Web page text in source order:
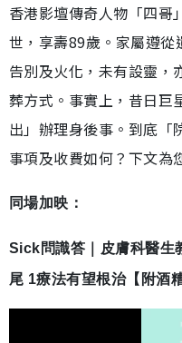
香港影壇傳奇人物「四哥
世，享壽89歲。家屬遵
告別及火化，未有設靈，
葬方式。事實上，昔日巨
出」辦理身後事。到底「
事項及收費如何？下文為
同場加映：
Sick問識答｜皮膚科醫生
尾 1療法有望根治【附酒